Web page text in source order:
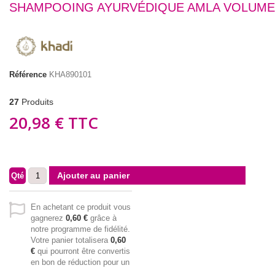
SHAMPOOING AYURVÉDIQUE AMLA
Référence KHA890101
27 Produits
20,98 € TTC
Qté Ajouter au panier
En achetant ce produit vous
gagnerez 0,60 € grâce à
notre programme de fidélité.
Votre panier totalisera 0,60
€ qui pourront être convertis
en bon de réduction pour un